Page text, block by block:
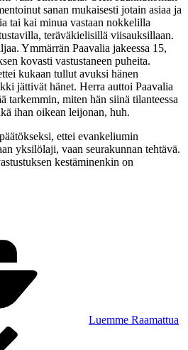
sanan mukaisesti jotain asiaa ja
tai kai minua vastaan nokkelilla
teräväkielisillä viisauksillaan.
Ymmärrän Paavalia jakeessa 15,
kovasti vastustaneen puheita.
kukaan tullut avuksi hänen
jättivät hänet. Herra auttoi Paavalia
tarkemmin, miten hän siinä tilanteessa
ihan oikean leijonan, huh.
ettei evankeliumin
yksilölaji, vaan seurakunnan tehtävä.
kestäminenkin on
Luemme Raamattua